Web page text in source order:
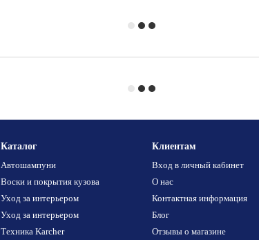
Каталог
Автошампуни
Воски и покрытия кузова
Уход за интерьером
Уход за интерьером
Техника Karcher
Клиентам
Вход в личный кабинет
О нас
Контактная информация
Блог
Отзывы о магазине